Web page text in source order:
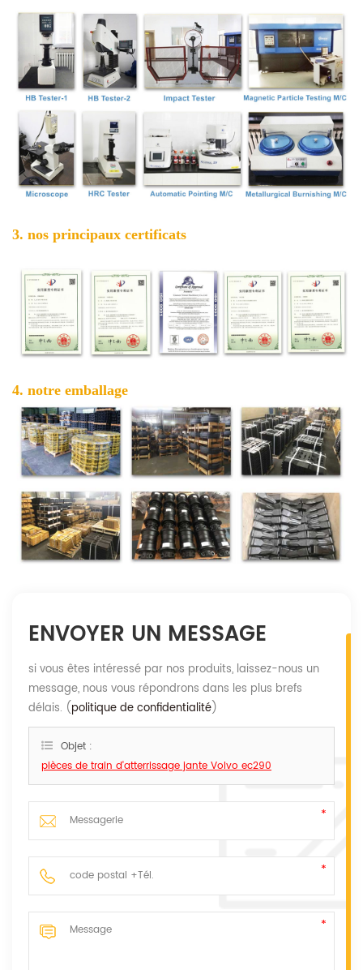
3. nos principaux certificats
4. notre emballage
ENVOYER UN MESSAGE
si vous êtes intéressé par nos produits, laissez-nous un
message, nous vous répondrons dans les plus brefs
délais. (politique de confidentialité)
Objet :
pièces de train d'atterrissage jante Volvo ec290